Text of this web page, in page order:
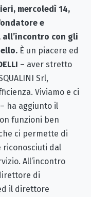
ieri, mercoledì 14,
e
all’incontro con gli
È un piacere ed
– aver stretto
Srl,
Viviamo e ci
ha aggiunto il
funzioni ben
ci permette di
riconosciuti dal
All’incontro
di
il direttore